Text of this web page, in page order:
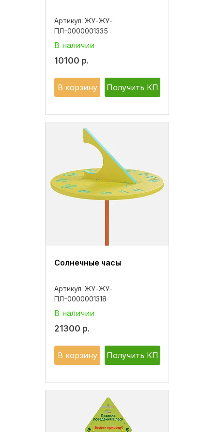
Артикул: ЖУ-ЖУ-
ПЛ-0000001335
В наличии
10100 р.
В корзину Получить КП
Солнечные часы
Артикул: ЖУ-ЖУ-
ПЛ-0000001318
В наличии
21300 р.
В корзину Получить КП